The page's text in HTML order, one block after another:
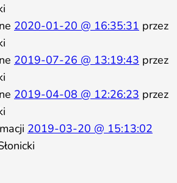
2020-01-20 @ 16:35:31 przez
2019-07-26 @ 13:19:43 przez
2019-04-08 @ 12:26:23 przez
2019-03-20 @ 15:13:02